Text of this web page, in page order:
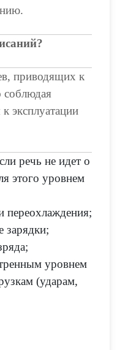
приводящих к
соблюдая
эксплуатации
речь не идет о
этого уровнем
переохлаждения;
зарядки;
уровнем
(ударам,